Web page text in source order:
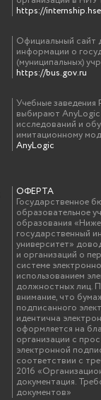
https://
Официальный сайт
информации о
(муниципальных)
https://bus.gov.ru
Учебные заведения
выбирают
исследований и
имитационному
AnyLogic
ОФЕРТА
Государственное
образовательное
образования
государственный
университет»
и организаций о
системе
использованием
должностных лиц.
внимание, что
подписанного
идентична
оформляется на
организации с
электронной
соответствии с
2016
документация.
документов»